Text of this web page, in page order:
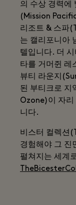
의 수상 경력에
(Mission
리조트 & 스파
는 캘리포니아
텔입니다. 더
타를 거머쥔 레
뷰티 라운지
된 부티크로 지
Ozone)이 자리
니다.
비스터 컬렉션
경험해야 그 진
펼쳐지는 세계